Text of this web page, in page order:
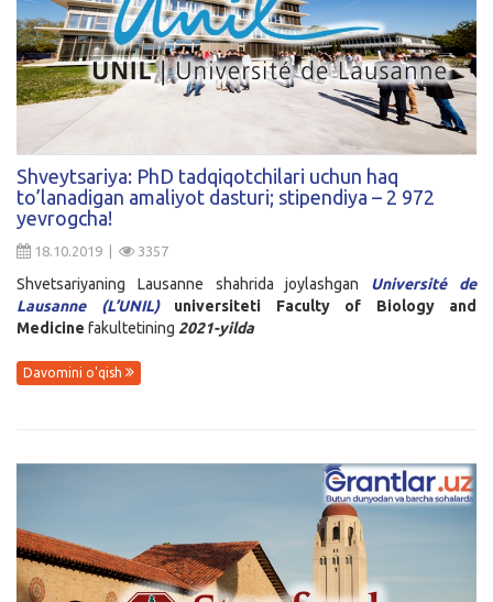
Shveytsariya: PhD tadqiqotchilari uchun haq
to’lanadigan amaliyot dasturi; stipendiya – 2 972
yevrogcha!
18.10.2019 | 3357
Shvetsariyaning Lausanne shahrida joylashgan Université de
Lausanne (L’UNIL)universiteti Faculty of Biology and
Medicine fakultetining 2021-yilda
Davomini o'qish